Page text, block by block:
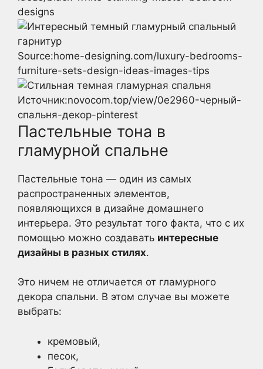
designs
Source:home-designing.com/luxury-bedrooms-
furniture-sets-design-ideas-images-tips
Источник:novocom.top/view/0e2960-черный-
спальня-декор-pinterest
Пастельные тона в
гламурной спальне
Пастельные тона — один из самых
распространенных элементов,
появляющихся в дизайне домашнего
интерьера. Это результат того факта, что с их
помощью можно создавать интересные
дизайны в разных стилях.
Это ничем не отличается от гламурного
декора спальни. В этом случае вы можете
выбрать:
кремовый,
песок,